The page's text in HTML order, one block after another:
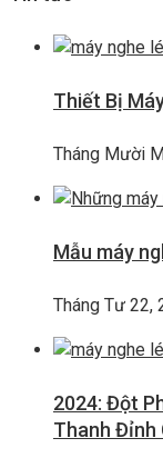
Thiết Bị
Tháng Mười
Mẫu máy
Tháng Tư 22,
2024: Đột
Thanh Đỉnh